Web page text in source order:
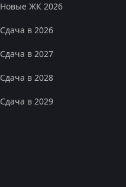
Новые ЖК 2026
Сдача в 2026
Сдача в 2027
Сдача в 2028
Сдача в 2029